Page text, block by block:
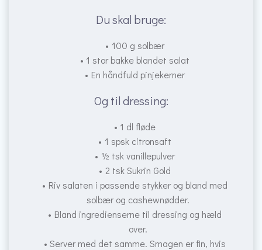
Du skal bruge:
100 g solbær
1 stor bakke blandet salat
En håndfuld pinjekerner
Og til dressing:
1 dl fløde
1 spsk citronsaft
½ tsk vanillepulver
2 tsk Sukrin Gold
Riv salaten i passende stykker og bland med
solbær og cashewnødder.
Bland ingredienserne til dressing og hæld
over.
Server med det samme. Smagen er fin, hvis